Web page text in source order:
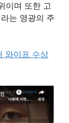
이며 또한 고
는 영광의 주
와이프 수상